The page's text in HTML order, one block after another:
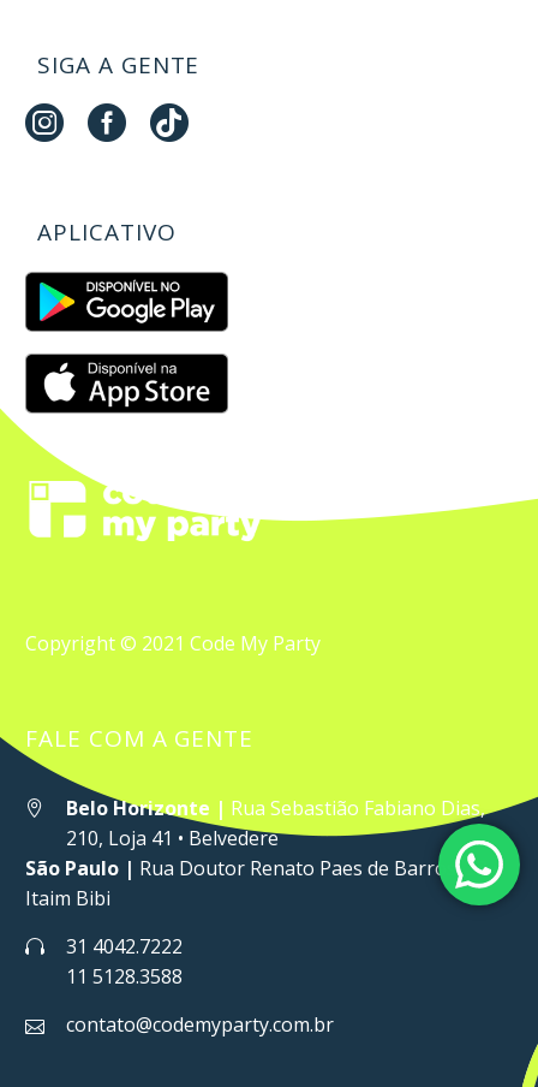
SIGA A GENTE
APLICATIVO
Copyright © 2021 Code My Party
FALE COM A GENTE

 Belo Horizonte | Rua Sebastião Fabiano Dias,
210, Loja 41 • Belvedere
São Paulo | Rua Doutor Renato Paes de Barros, 33 •
Itaim Bibi


31 4042.7222
11 5128.3588

 contato@codemyparty.com.br